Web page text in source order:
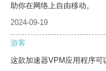
助你在网络上自由移动。
2024-09-19
游客
这款加速器VPM应用程序可